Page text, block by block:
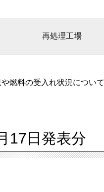
再処理工場
燃料の受入れ状況につい
17日発表分